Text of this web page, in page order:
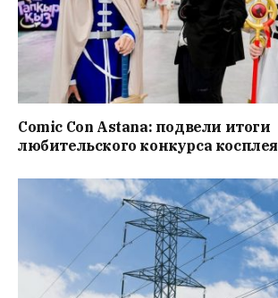
Comic Con Astana: подвели итоги
любительского конкурса косплея